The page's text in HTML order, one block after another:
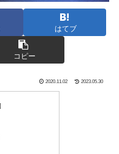
はてブ
コピー
2020.11.02 2023.05.30